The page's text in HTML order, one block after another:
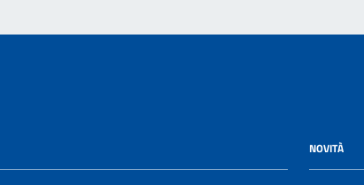
NOVITÀ